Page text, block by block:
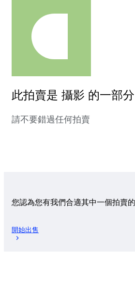
此拍賣是 攝影 的一部分
請不要錯過任何拍賣
您認為您有我們合適其中一個拍賣
開始出售